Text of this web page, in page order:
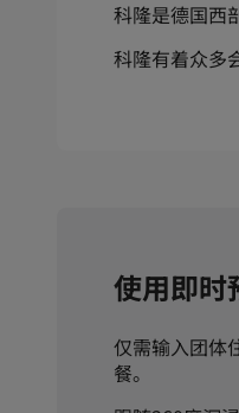
科隆是德国西
科隆有着众多
使用即时
仅需输入团体
餐。